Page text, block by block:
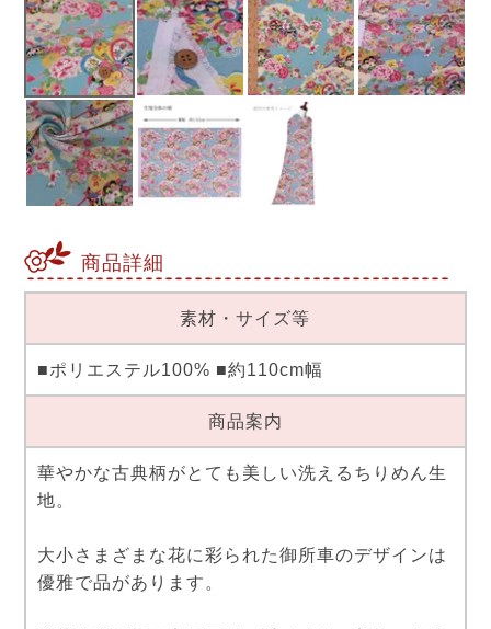
商品詳細
素材・サイズ等
■ポリエステル100% ■約110cm幅
商品案内
華やかな古典柄がとても美しい洗えるちりめん生
地。
大小さまざまな花に彩られた御所車のデザインは
優雅で品があります。